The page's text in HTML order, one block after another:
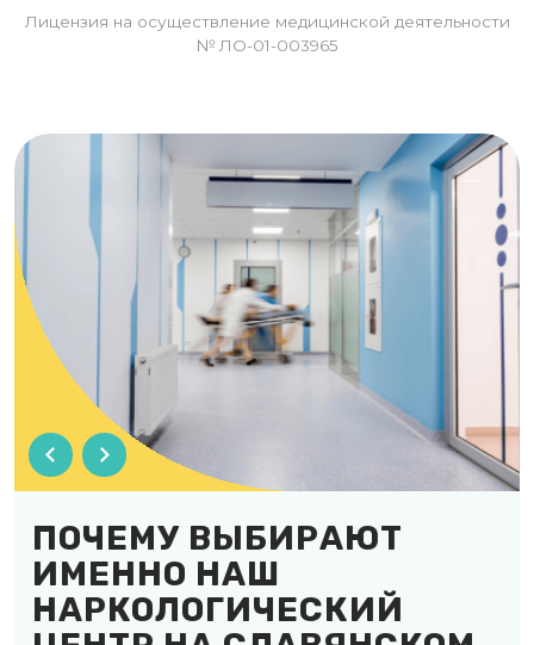
Лицензия на осуществление медицинской деятельности
№ ЛО-01-003965
ПОЧЕМУ ВЫБИРАЮТ
ИМЕННО НАШ
НАРКОЛОГИЧЕСКИЙ